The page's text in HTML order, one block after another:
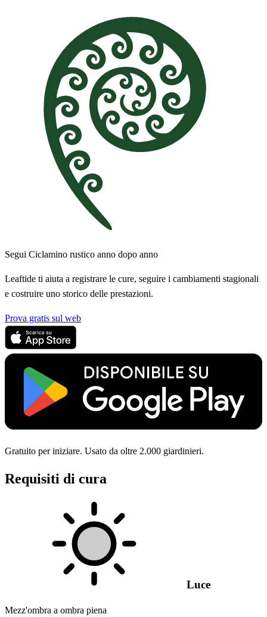
Segui Ciclamino rustico anno dopo anno
Leaftide ti aiuta a registrare le cure, seguire i cambiamenti stagionali
e costruire uno storico delle prestazioni.
Prova gratis sul web
Gratuito per iniziare. Usato da oltre 2.000 giardinieri.
Requisiti di cura
Luce
Mezz'ombra a ombra piena